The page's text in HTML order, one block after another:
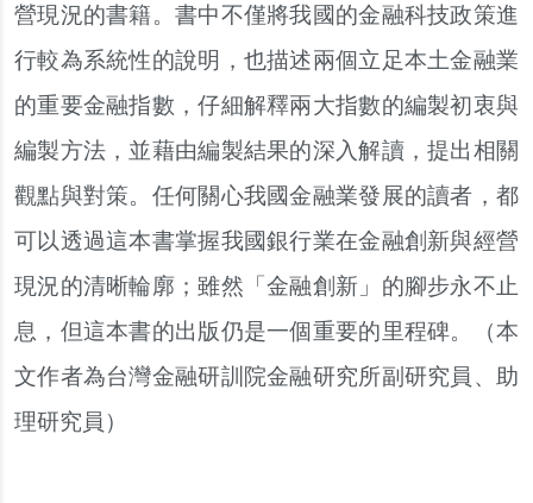
營現況的書籍。書中不僅將我國的金融科技政策進
行較為系統性的說明，也描述兩個立足本土金融業
的重要金融指數，仔細解釋兩大指數的編製初衷與
編製方法，並藉由編製結果的深入解讀，提出相關
觀點與對策。任何關心我國金融業發展的讀者，都
可以透過這本書掌握我國銀行業在金融創新與經營
現況的清晰輪廓；雖然「金融創新」的腳步永不止
息，但這本書的出版仍是一個重要的里程碑。（本
文作者為台灣金融研訓院金融研究所副研究員、助
理研究員）